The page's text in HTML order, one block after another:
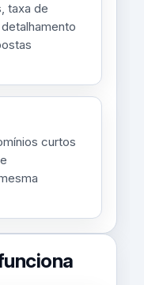
taxa de
curtos